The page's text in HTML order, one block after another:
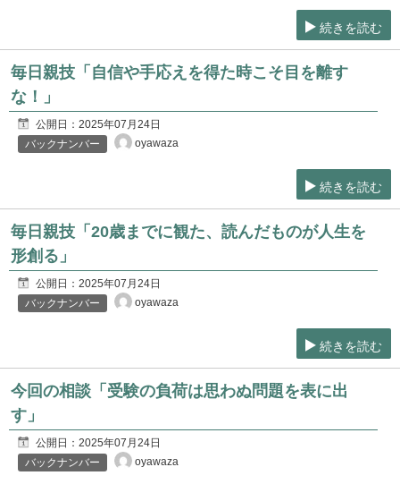
続きを読む
毎日親技「自信や手応えを得た時こそ目を離す
な！」
公開日： 2025年07月24日
バックナンバー
oyawaza
続きを読む
毎日親技「20歳までに観た、読んだものが人生を
形創る」
公開日： 2025年07月24日
バックナンバー
oyawaza
続きを読む
今回の相談「受験の負荷は思わぬ問題を表に出
す」
公開日： 2025年07月24日
バックナンバー
oyawaza